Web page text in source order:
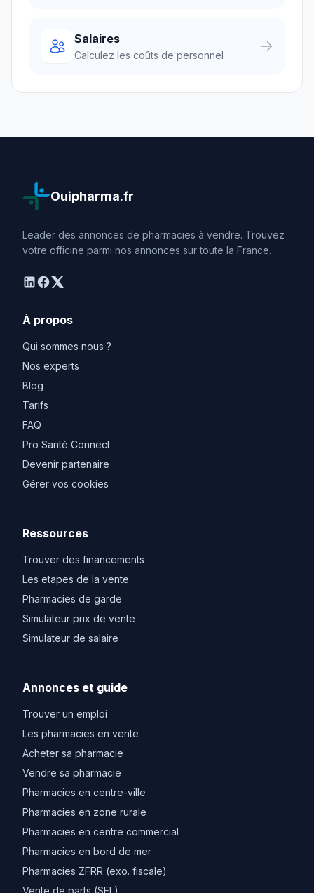
Salaires
Calculez les coûts de personnel
Ouipharma.fr
Leader des annonces de pharmacies à vendre. Trouvez
votre officine parmi nos annonces sur toute la France.
linkedin
facebook
twitter
À propos
Qui sommes nous ?
Nos experts
Blog
Tarifs
FAQ
Pro Santé Connect
Devenir partenaire
Gérer vos cookies
Ressources
Trouver des financements
Les etapes de la vente
Pharmacies de garde
Simulateur prix de vente
Simulateur de salaire
Annonces et guide
Trouver un emploi
Les pharmacies en vente
Acheter sa pharmacie
Vendre sa pharmacie
Pharmacies en centre-ville
Pharmacies en zone rurale
Pharmacies en centre commercial
Pharmacies en bord de mer
Pharmacies ZFRR (exo. fiscale)
Vente de parts (SEL)